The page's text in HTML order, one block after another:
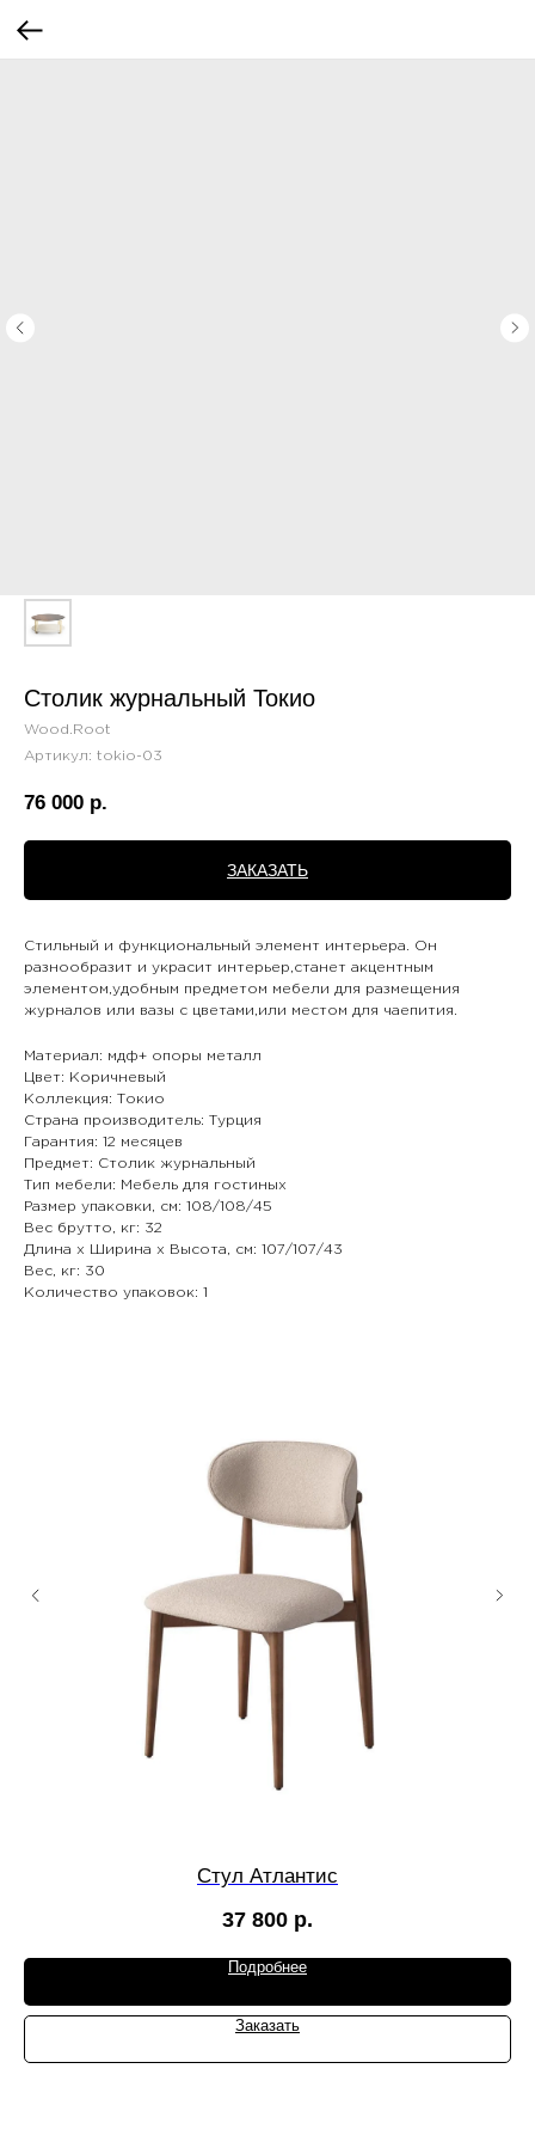
Столик журнальный Токио
Wood.Root
Артикул: tokio-03
76 000 р.
ЗАКАЗАТЬ
Стильный и функциональный элемент интерьера. Он
разнообразит и украсит интерьер,станет акцентным
элементом,удобным предметом мебели для размещения
журналов или вазы с цветами,или местом для чаепития.
Материал: мдф+ опоры металл
Цвет: Коричневый
Коллекция: Токио
Страна производитель: Турция
Гарантия: 12 месяцев
Предмет: Столик журнальный
Тип мебели: Мебель для гостиных
Размер упаковки, см: 108/108/45
Вес брутто, кг: 32
Длина х Ширина х Высота, см: 107/107/43
Вес, кг: 30
Количество упаковок: 1
Стул Атлантис
37 800 р.
Подробнее
Заказать